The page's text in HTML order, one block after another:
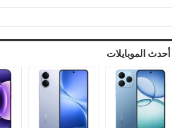
أحدث الموبايلات